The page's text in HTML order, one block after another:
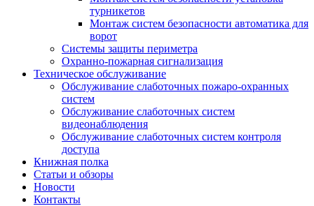
турникетов
Монтаж систем безопасности автоматика для
ворот
Системы защиты периметра
Охранно-пожарная сигнализация
Техническое обслуживание
Обслуживание слаботочных пожаро-охранных
систем
Обслуживание слаботочных систем
видеонаблюдения
Обслуживание слаботочных систем контроля
доступа
Книжная полка
Статьи и обзоры
Новости
Контакты